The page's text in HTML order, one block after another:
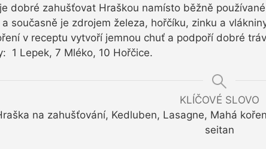
dobré zahušťovat Hraškou namísto běžně
současně je zdrojem železa, hořčíku, zinku a
v receptu vytvoří jemnou chuť a podpoří dobré
1 Lepek, 7 Mléko, 10 Hořčice.
KLÍČOVÉ SLOVO
na zahušťování, Kedluben, Lasagne, Mahá
seitan